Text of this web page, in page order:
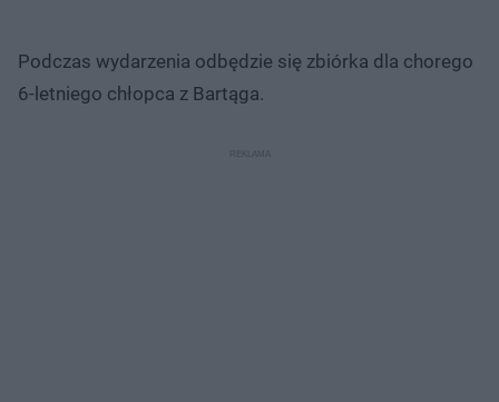
Podczas wydarzenia odbędzie się zbiórka dla chorego
6-letniego chłopca z Bartąga.